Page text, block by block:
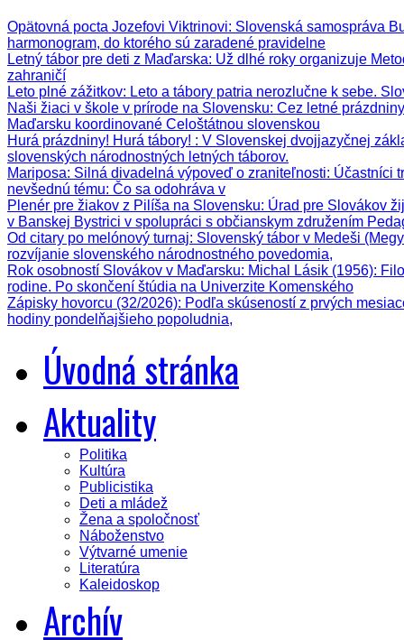
Opätovná pocta Jozefovi Viktrinovi: Slovenská samospráva
harmonogram, do ktorého sú zaradené pravidelne
Letný tábor pre deti z Maďarska: Už dlhé roky organizuje
zahraničí
Leto plné zážitkov: Leto a tábory patria nerozlučne k sebe.
Naši žiaci v škole v prírode na Slovensku: Cez letné
Maďarsku koordinované Celoštátnou slovenskou
Hurá prázdniny! Hurá tábory! : V Slovenskej dvojjazyčnej
slovenských národnostných letných táborov.
Mariposa: Silná divadelná výpoveď o zraniteľnosti: Účastníci
nevšednú tému: Čo sa odohráva v
Plenér pre žiakov z Pilíša na Slovensku: Úrad pre Slovákov
v Banskej Bystrici v spolupráci s občianskym združením
Od citary po melónový turnaj: Slovenský tábor v Medeši
rozvíjanie slovenského národnostného povedomia,
Rok osobností Slovákov v Maďarsku: Michal Lásik (1956):
rodine. Po skončení štúdia na Univerzite Komenského
Zápisky hovorcu (32/2026): Podľa skúseností z prvých
hodiny pondelňajšieho popoludnia,
Úvodná stránka
Aktuality
Politika
Kultúra
Publicistika
Deti a mládež
Žena a spoločnosť
Náboženstvo
Výtvarné umenie
Literatúra
Kaleidoskop
Archív